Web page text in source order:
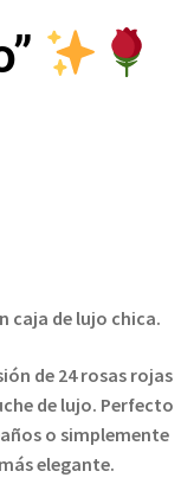
caja de lujo chica.
de 24 rosas rojas
de lujo. Perfecto
o simplemente
elegante.